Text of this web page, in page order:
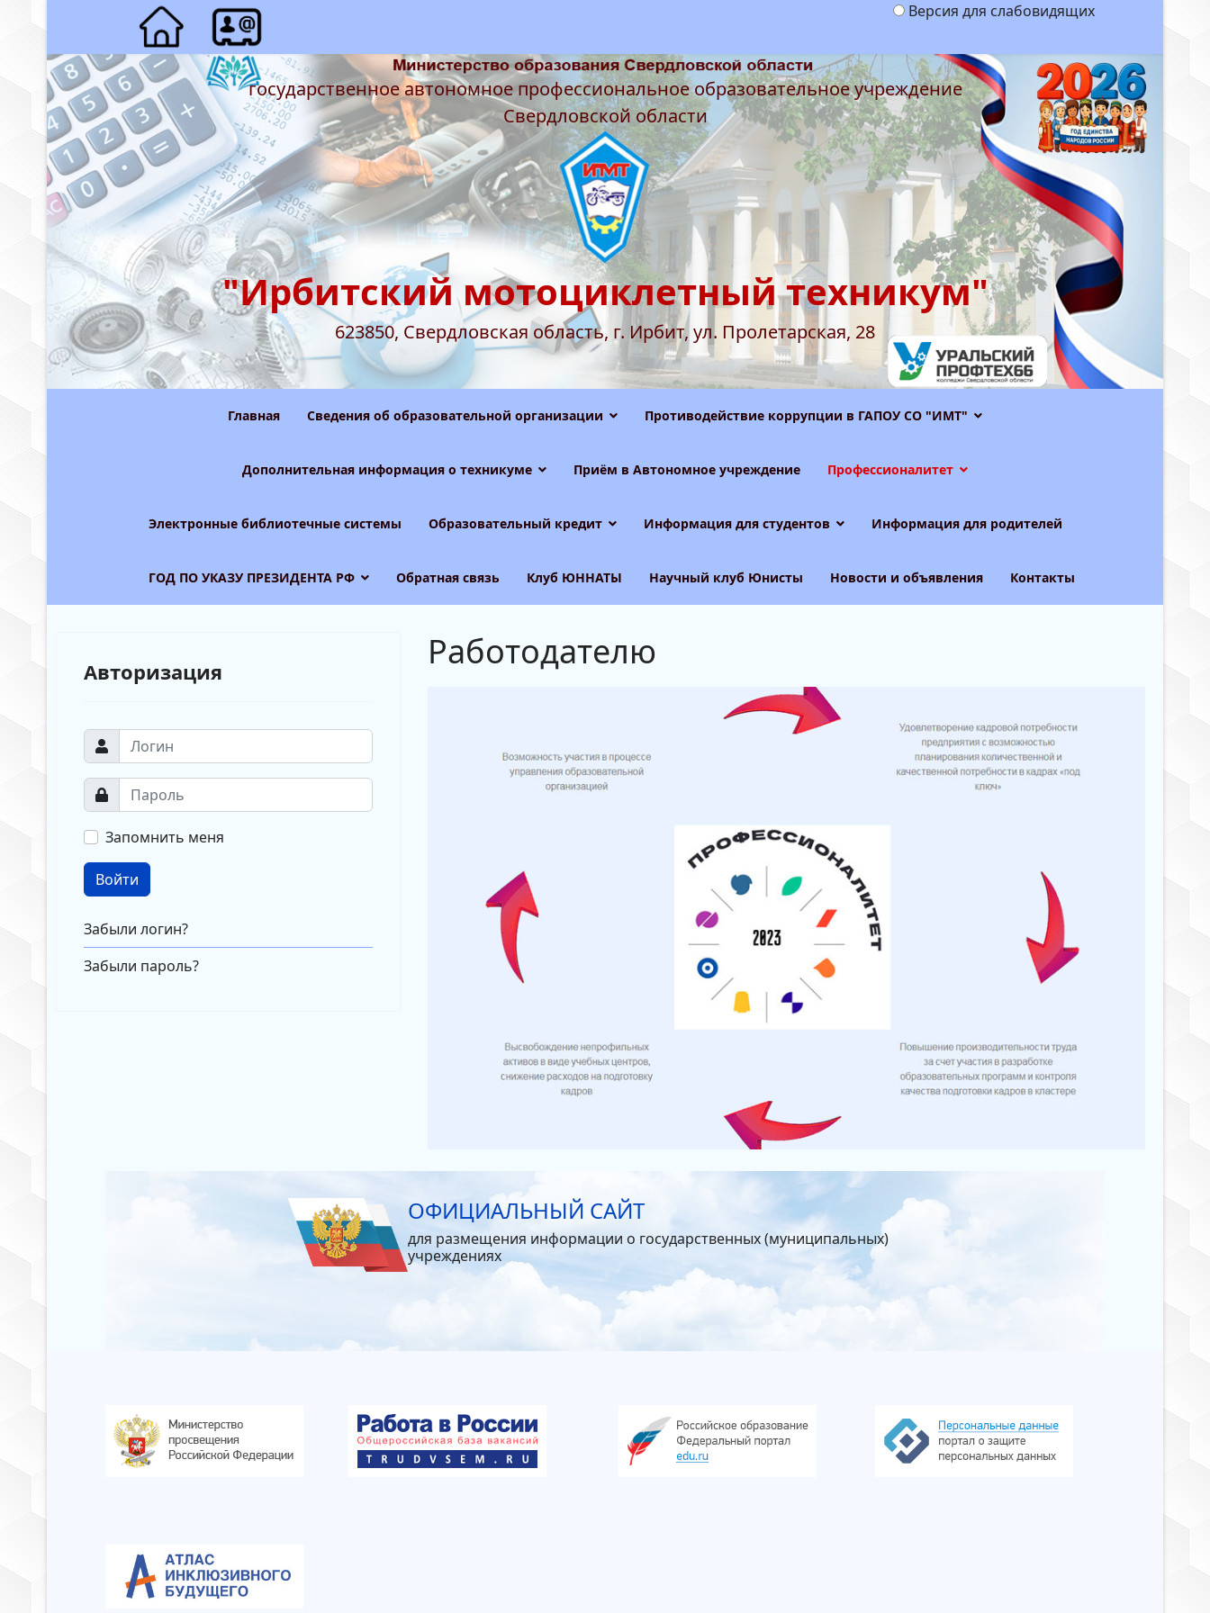
Версия для слабовидящих
государственное автономное профессиональное образовательное учреждение
Свердловской области
"Ирбитский мотоциклетный техникум"
623850, Свердловская область, г. Ирбит, ул. Пролетарская, 28
Главная Сведения об образовательной организации Противодействие коррупции в ГАПОУ СО "ИМТ"
Дополнительная информация о техникуме Приём в Автономное учреждение Профессионалитет
Электронные библиотечные системы Образовательный кредит Информация для студентов Информация для родителей
ГОД ПО УКАЗУ ПРЕЗИДЕНТА РФ Обратная связь Клуб ЮННАТЫ Научный клуб Юнисты Новости и объявления Контакты
Авторизация
Запомнить меня
Войти
Забыли логин?
Забыли пароль?
Работодателю
ОФИЦИАЛЬНЫЙ САЙТ
для размещения информации о государственных (муниципальных)
учреждениях